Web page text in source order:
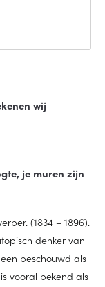
wij
je muren zijn
(1834 – 1896).
denker van
beschouwd als
vooral bekend als